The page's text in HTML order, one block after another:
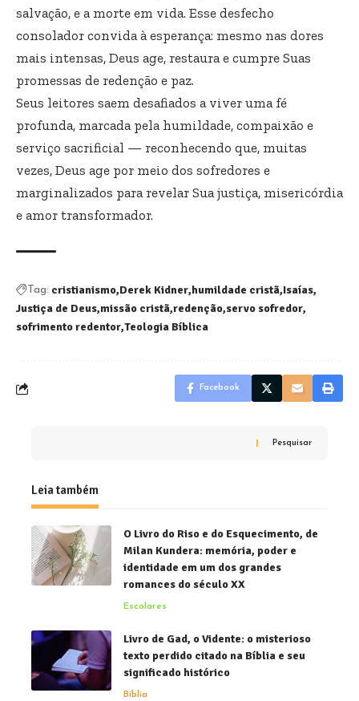
salvação, e a morte em vida. Esse desfecho
consolador convida à esperança: mesmo nas dores
mais intensas, Deus age, restaura e cumpre Suas
promessas de redenção e paz.
Seus leitores saem desafiados a viver uma fé
profunda, marcada pela humildade, compaixão e
serviço sacrificial — reconhecendo que, muitas
vezes, Deus age por meio dos sofredores e
marginalizados para revelar Sua justiça, misericórdia
e amor transformador.
Tag: cristianismo Derek Kidner humildade cristã Isaías
Justiça de Deus missão cristã redenção servo sofredor
sofrimento redentor Teologia Bíblica
Facebook
Pesquisar
Leia também
O Livro do Riso e do Esquecimento, de
Milan Kundera: memória, poder e
identidade em um dos grandes
romances do século XX
Escolares
Livro de Gad, o Vidente: o misterioso
texto perdido citado na Bíblia e seu
significado histórico
Bíblia